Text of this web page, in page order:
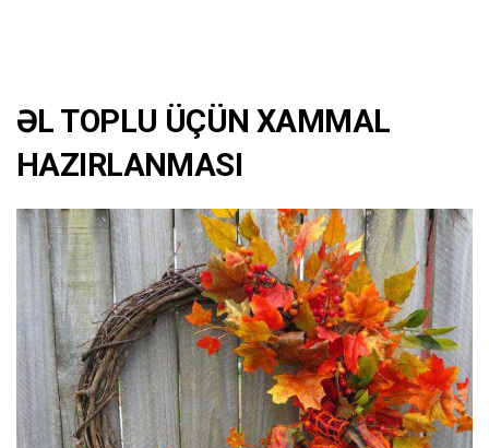
ƏL TOPLU ÜÇÜN XAMMAL
HAZIRLANMASI